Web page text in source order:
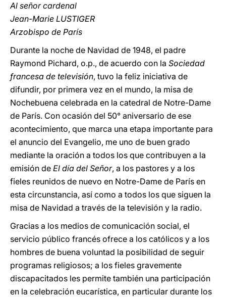
Al señor cardenal
Jean-Marie LUSTIGER
Arzobispo de París
Durante la noche de Navidad de 1948, el padre
Raymond Pichard, o.p., de acuerdo con la Sociedad
francesa de televisión, tuvo la feliz iniciativa de
difundir, por primera vez en el mundo, la misa de
Nochebuena celebrada en la catedral de Notre-Dame
de París. Con ocasión del 50° aniversario de ese
acontecimiento, que marca una etapa importante para
el anuncio del Evangelio, me uno de buen grado
mediante la oración a todos los que contribuyen a la
emisión de El día del Señor, a los pastores y a los
fieles reunidos de nuevo en Notre-Dame de París en
esta circunstancia, así como a todos los que siguen la
misa de Navidad a través de la televisión y la radio.
Gracias a los medios de comunicación social, el
servicio público francés ofrece a los católicos y a los
hombres de buena voluntad la posibilidad de seguir
programas religiosos; a los fieles gravemente
discapacitados les permite también una participación
en la celebración eucarística, en particular durante los